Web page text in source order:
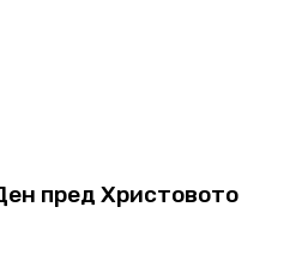
пред Христовото